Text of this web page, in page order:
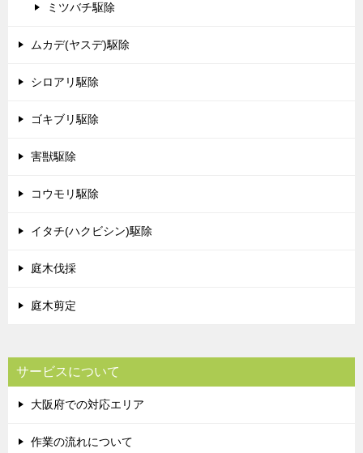
ミツバチ駆除
ムカデ(ヤスデ)駆除
シロアリ駆除
ゴキブリ駆除
害獣駆除
コウモリ駆除
イタチ(ハクビシン)駆除
庭木伐採
庭木剪定
サービスについて
大阪府での対応エリア
作業の流れについて